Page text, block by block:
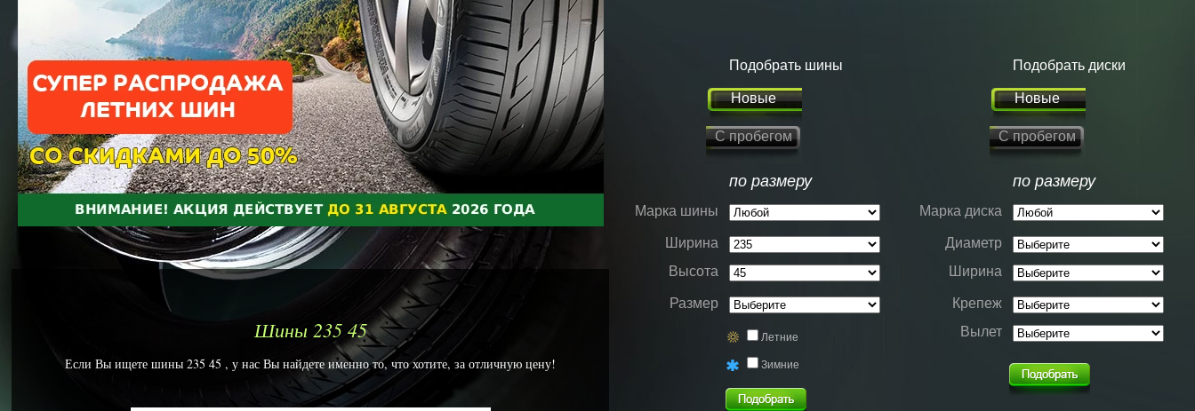
Шины 235 45
Если Вы ищете шины 235 45 , у нас Вы найдете именно то, что хотите, за отличную цену!
Подобрать шины
Новые
С пробегом
по размеру
Марка шины
Ширина
Высота
Размер
Летние
Зимние
Подобрать диски
Новые
С пробегом
по размеру
Марка диска
Диаметр
Ширина
Крепеж
Вылет